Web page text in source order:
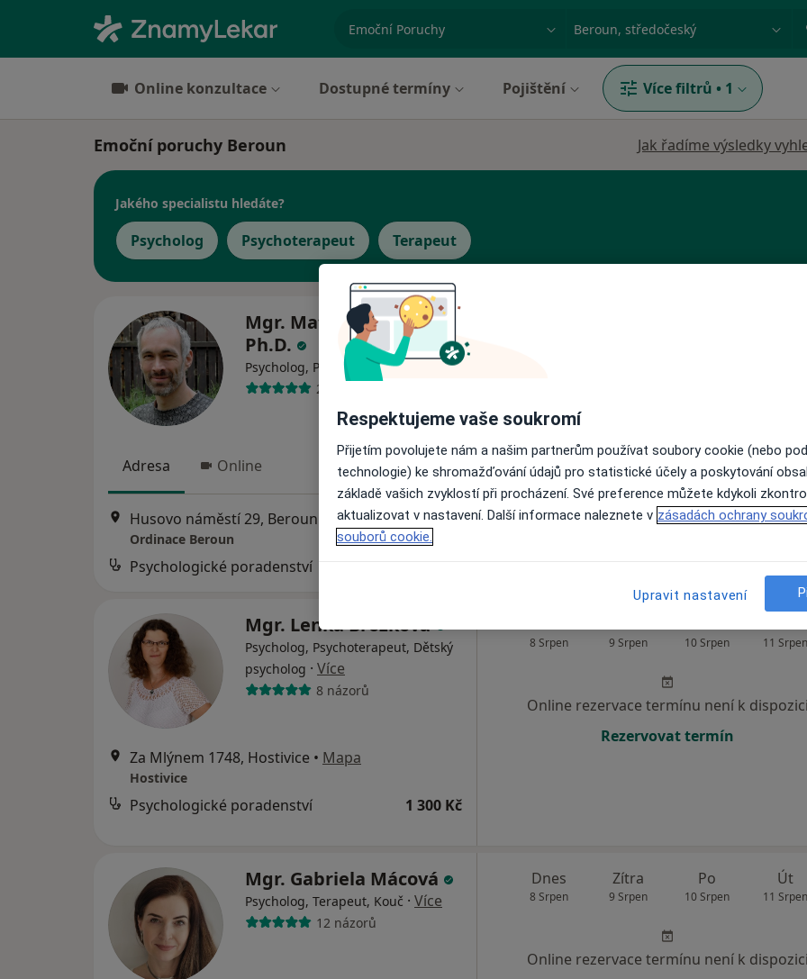
specializace, nemoc nebo příjmení Město nebo region
Online konzultace Dostupné termíny Pojištění Více filtrů • 1
Emoční poruchy Beroun Jak řadíme výsledky
Jakého specialistu hledáte?
Psycholog Psychoterapeut Terapeut
Mgr. Matej Hochel,
Ph.D.
Psycholog, Psychoterapeut Více
24 názorů
Adresa Online
Husovo náměstí 29, Beroun Mapa
Ordinace Beroun
Psychologické poradenství
Mgr. Lenka Brožková
Psycholog, Psychoterapeut, Dětský
psycholog · Více
8 názorů
Za Mlýnem 1748, Hostivice • Mapa
Hostivice
Psychologické poradenství 1 300 Kč
8 Srpen 9 Srpen 10 Srpen 11 Srpen
Online rezervace termínu není k dispozici
Rezervovat termín
Mgr. Gabriela Mácová
Psycholog, Terapeut, Kouč · Více
12 názorů
Dnes
8 Srpen
Zítra
9 Srpen
Po
10 Srpen
Út
11 Srpen
Online rezervace termínu není k dispozici
Respektujeme vaše soukromí
Přijetím povolujete nám a našim partnerům používat soubory cookie (nebo
technologie) ke shromažďování údajů pro statistické účely a poskytování
základě vašich zvyklostí při procházení. Své preference můžete kdykoli
aktualizovat v nastavení. Další informace naleznete v zásadách ochrany
souborů cookie.
Upravit nastavení